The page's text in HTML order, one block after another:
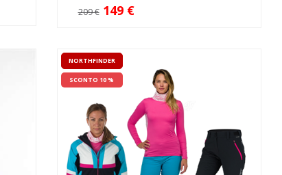
209 € 149 €
NORTHFINDER
SCONTO 10 %